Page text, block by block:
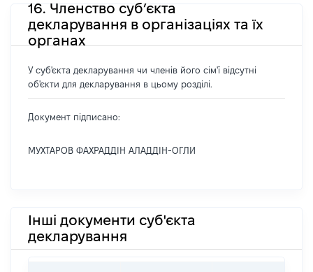
16. Членство суб’єкта
декларування в організаціях та їх
органах
У суб'єкта декларування чи членів його сім'ї відсутні
об'єкти для декларування в цьому розділі.
Документ підписано:
МУХТАРОВ ФАХРАДДІН АЛАДДІН-ОГЛИ
Інші документи суб'єкта
декларування